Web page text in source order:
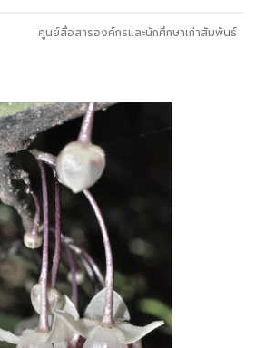
ศูนย์สื่อสารองค์กรและนักศึกษาเก่าสัมพันธ์